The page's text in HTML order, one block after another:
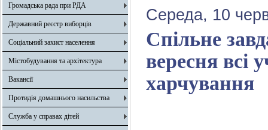
Громадська рада при РДА
Державний реєстр виборців
Соціальний захист населення
Містобудування та архітектура
Вакансії
Протидія домашнього насильства
Служба у справах дітей
Середа, 10
Спільне
вересня всі
харчування